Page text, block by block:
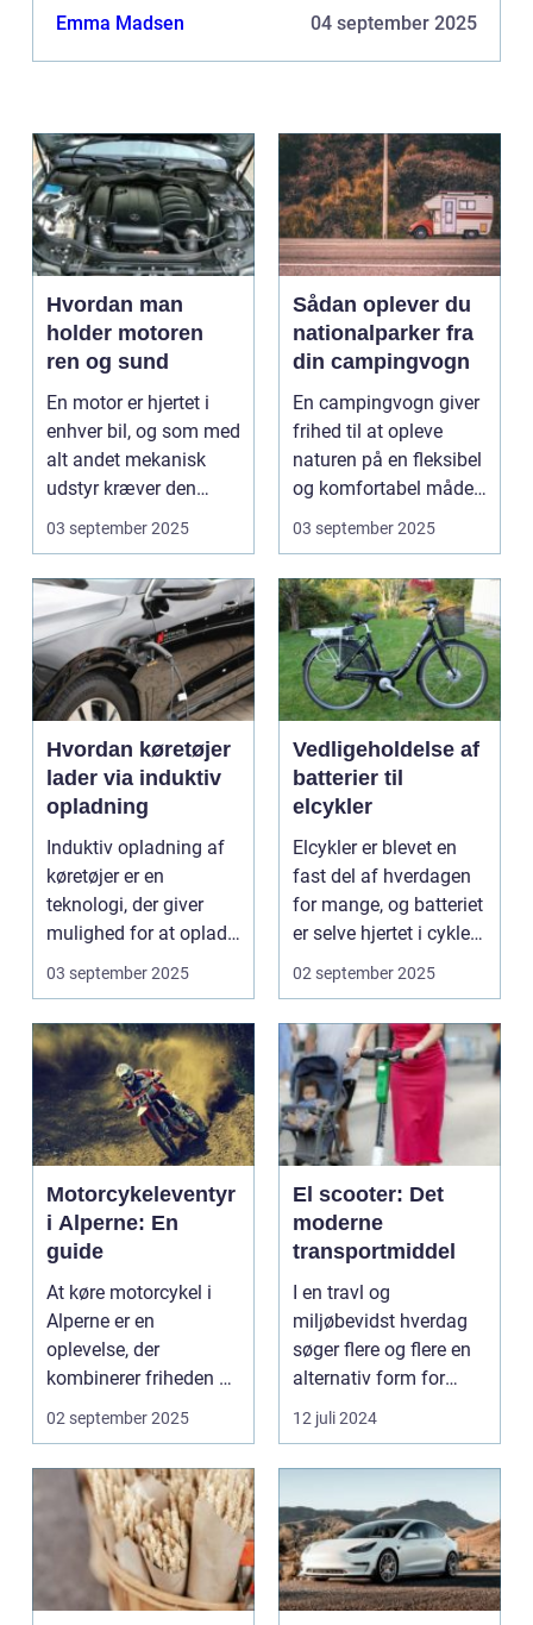
er en proces, der bruges i mange forskellige br...
Emma Madsen 04 september 2025
Hvordan man
holder motoren
ren og sund
En motor er hjertet i
enhver bil, og som med
alt andet mekanisk
udstyr kræver den
omsorg for a...
03 september 2025
Sådan oplever du
nationalparker fra
din campingvogn
En campingvogn giver
frihed til at opleve
naturen på en fleksibel
og komfortabel måde.
N...
03 september 2025
Hvordan køretøjer
lader via induktiv
opladning
Induktiv opladning af
køretøjer er en
teknologi, der giver
mulighed for at oplade
uden...
03 september 2025
Vedligeholdelse af
batterier til
elcykler
Elcykler er blevet en
fast del af hverdagen
for mange, og batteriet
er selve hjertet i cyklen.
Et go...
02 september 2025
Motorcykeleventyr
i Alperne: En
guide
At køre motorcykel i
Alperne er en
oplevelse, der
kombinerer friheden på
to hjul med no...
02 september 2025
El scooter: Det
moderne
transportmiddel
I en travl og
miljøbevidst hverdag
søger flere og flere en
alternativ form for
transport. El scooter...
12 juli 2024